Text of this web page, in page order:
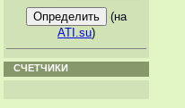
(на
ATI.su)
СЧЕТЧИКИ